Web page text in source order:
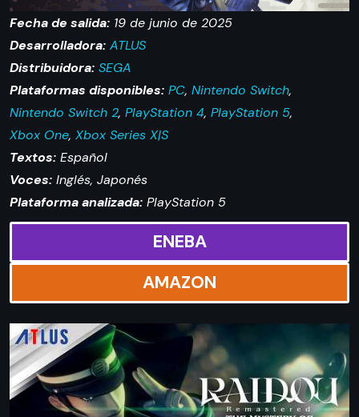
Fecha de salida: 19 de junio de 2025
Desarrolladora: ATLUS
Distribuidora: SEGA
Plataformas disponibles: PC, Nintendo Switch,
Nintendo Switch 2, PlayStation 4, PlayStation 5,
Xbox One, Xbox Series X|S
Textos: Español
Voces: Inglés, Japonés
Plataforma analizada: PlayStation 5
ENEBA
AMAZON